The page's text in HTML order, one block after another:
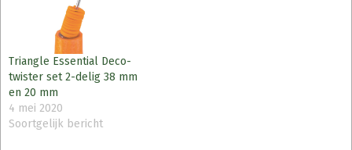
Triangle Essential Deco-
twister set 2-delig 38 mm
en 20 mm
4 mei 2020
Soortgelijk bericht